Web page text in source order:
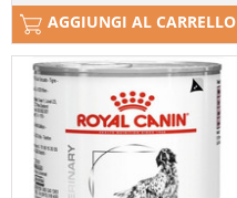
AGGIUNGI AL CARRELLO